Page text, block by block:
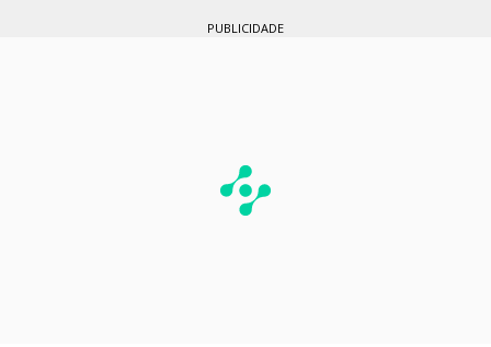
PUBLICIDADE